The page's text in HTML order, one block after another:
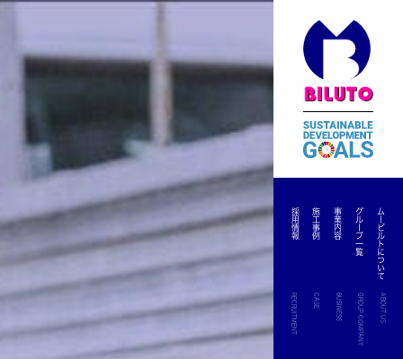
採用情報 施工事例 事業内容 グループ一覧 ムービルトについて
RECRUITMENT CASE BUSINESS GROUP COMPANY ABOUT US